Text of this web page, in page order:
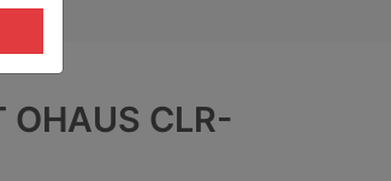
OHAUS CLR-